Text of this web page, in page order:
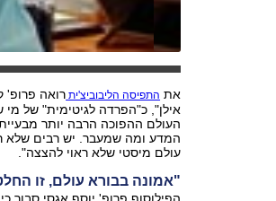
את התפיסה הליבוביצ'ית רואה פרופ'
אילן", כ"הפרדה לגיטימית" של
העולם ההפוכה הרבה יותר
המדע ומה שמעבר. יש רבים שלא
עולם מיסטי שלא ראוי להצצה".
"אמונה בבורא עולם, זו